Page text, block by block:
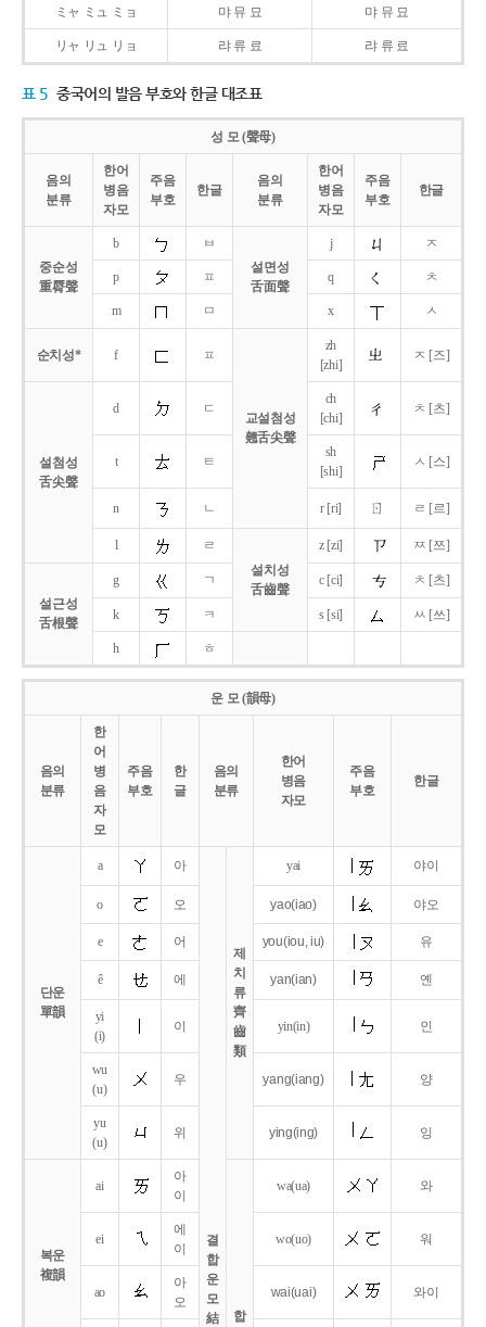
ミャ ミュ ミョ 먀 뮤 묘 먀 뮤 묘
リャ リュ リョ 랴 류 료 랴 류 료
표 5 중국어의 발음 부호와 한글 대조표
성 모 (聲母)
음의
분류
한어
병음
자모
주음
부호
한글
음의
분류
한어
병음
자모
주음
부호
한글
중순성
重脣聲
b
ㅂ
설면성
舌面聲
j ㅈ
p ㅍ q ㅊ
m ㅁ x ㅅ
순치성* f ㅍ
교설첨성
翹舌尖聲
zh
[zhi]
ㅈ [즈]
설첨성
舌尖聲
d ㄷ
ch
[chi]
ㅊ [츠]
t ㅌ
sh
[shi]
ㅅ [스]
n ㄴ r [ri] ㄖ ㄹ [르]
l
ㄹ
설치성
舌齒聲
z [zi] ㅉ [쯔]
설근성
舌根聲
g ㄱ c [ci] ㅊ [츠]
k ㅋ s [si] ㅆ [쓰]
h ㅎ
운 모 (韻母)
음의
분류
한
어
병
음
자
모
주음
부호
한
글
음의
분류
한어
병음
자모
주음
부호
한글
단운
單韻
a 아
결
합
운
모
結
제
치
류
齊
齒
類
yai 야이
o 오 yao(iao) 야오
e 어 you(iou,iu) 유
ê 에 yan(ian) 옌
yi
(i)
이 yin(in) 인
wu
(u)
우 yang(iang) 양
yu
(u)
위 ying(ing) 잉
복운
複韻
ai
아
이
합
wa(ua) 와
ei
에
이
wo(uo) 워
ao
아
오
wai(uai) 와이